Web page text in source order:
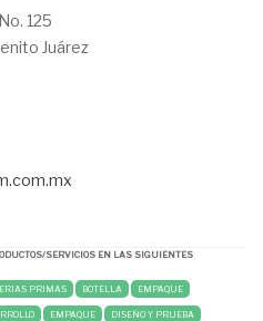
125
Juárez
SERVICIOS EN LAS SIGUIENTES
PRIMAS BOTELLA EMPAQUE
EMPAQUE DISEÑO Y PRUEBA